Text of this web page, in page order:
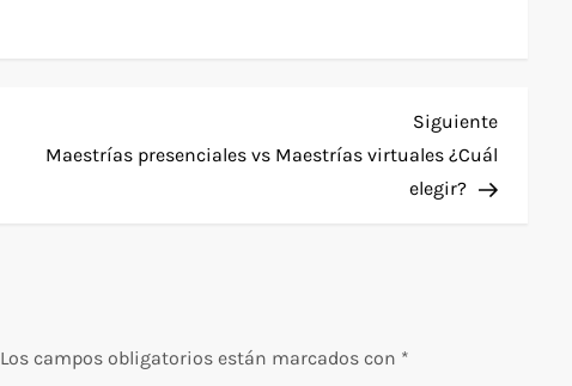
Siguiente
entrada
Siguiente
Maestrías presenciales vs Maestrías virtuales ¿Cuál
elegir?
Los campos obligatorios están marcados con *